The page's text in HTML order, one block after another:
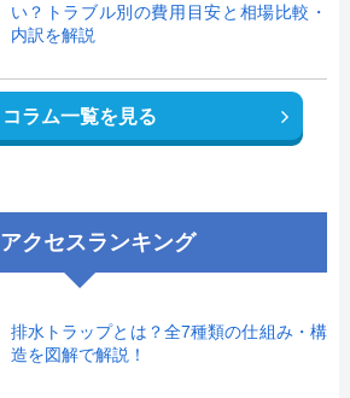
い？トラブル別の費用目安と相場比較・
内訳を解説
コラム一覧を見る
アクセスランキング
排水トラップとは？全7種類の仕組み・構
造を図解で解説！